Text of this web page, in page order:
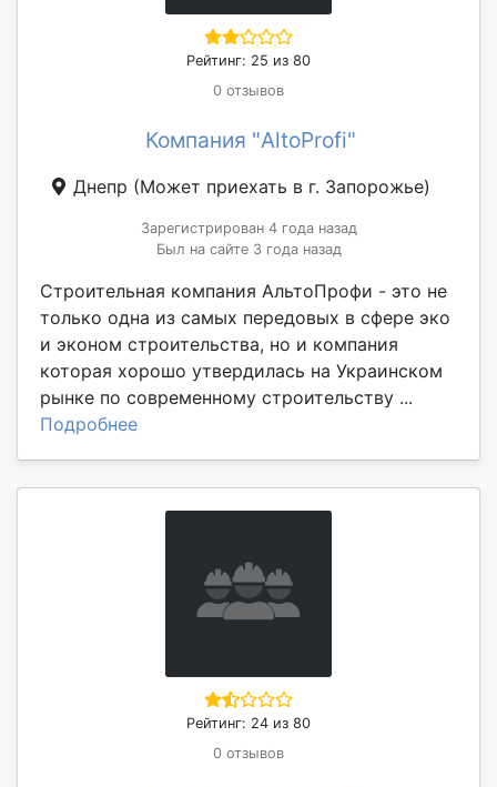
Рейтинг: 25 из 80
0 отзывов
Компания "AltoProfi"
Днепр (Может приехать в г. Запорожье)
Зарегистрирован 4 года назад
Был на сайте 3 года назад
Строительная компания АльтоПрофи - это не
только одна из самых передовых в сфере эко
и эконом строительства, но и компания
которая хорошо утвердилась на Украинском
рынке по современному строительству ...
Подробнее
Рейтинг: 24 из 80
0 отзывов